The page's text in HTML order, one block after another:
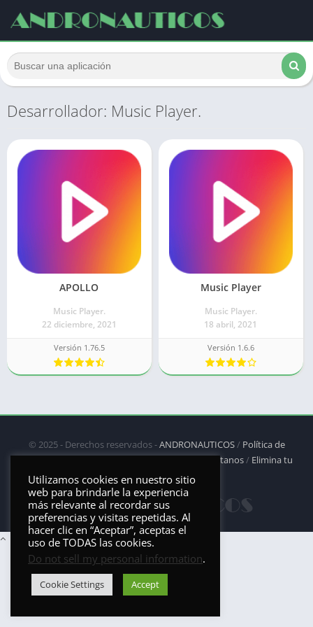
Desarrollador: Music Player.
APOLLO
Music Player.
22 diciembre, 2021
Versión 1.76.5
Music Player
Music Player.
18 abril, 2021
Versión 1.6.6
© 2025 - Derechos reservados -ANDRONAUTICOS/ Política de
privacidad/Política de Cookies/DMCA/Contáctanos/ Elimina tu
aplicación
Utilizamos cookies en nuestro sitio
web para brindarle la experiencia
más relevante al recordar sus
preferencias y visitas repetidas. Al
hacer clic en “Aceptar”, aceptas el
uso de TODAS las cookies.
Do not sell my personal information.
Cookie Settings Accept